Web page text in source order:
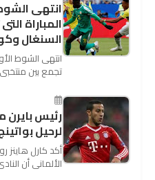
انتهى
المباراة
السنغال
انتهى الشوط
الثالثة والأ...
رئيس بايرن
لرحيل
أكد كارل هاينز
الألمانى أن